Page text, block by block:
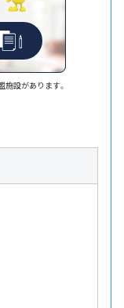
施設があります。